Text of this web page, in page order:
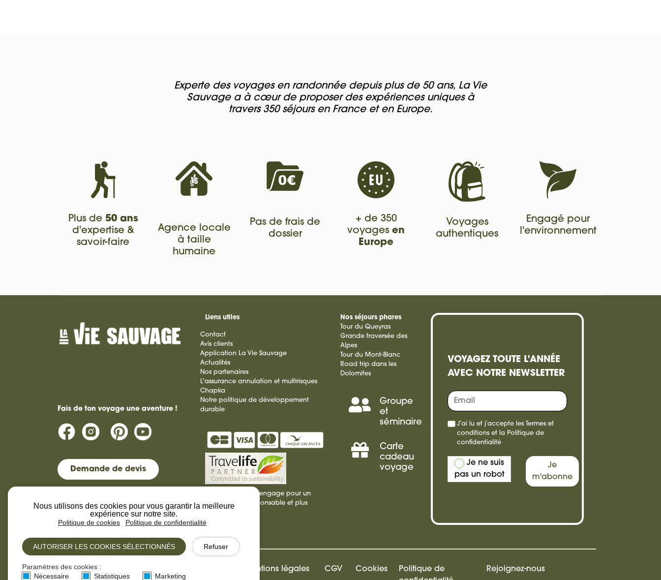
Nous utilisons des cookies pour vous garantir la meilleure
expérience sur notre site.
Politique de cookies Politique de confidentialité
AUTORISER LES COOKIES SÉLECTIONNÉS Refuser
Paramètres des cookies :
Nécessaire Statistiques Marketing
Experte des voyages en randonnée depuis plus de 50 ans, La Vie
Sauvage a à cœur de proposer des expériences uniques à
travers 350 séjours en France et en Europe.
Plus de 50 ans
d'expertise &
savoir-faire
Agence locale
à taille
humaine
Pas de frais de
dossier
+ de 350
voyages en
Europe
Voyages
authentiques
Engagé pour
l'environnement
Fais de ton voyage une aventure !
Demande de devis
contact@laviesauvage-rando.com
Liens utiles
Contact
Avis clients
Application La Vie Sauvage
Actualités
Nos partenaires
L'assurance annulation et multirisques
Chapka
Notre politique de développement
durable
La Vie Sauvage s'engage pour un
tourisme plus responsable et plus
Nos séjours phares
Tour du Queyras
Grande traversée des
Alpes
Tour du Mont-Blanc
Road trip dans les
Dolomites
Groupe
et
séminaire
Séminaire,
Incentive
Carte
cadeau
voyage
Offrir
VOYAGEZ TOUTE L'ANNÉE
AVEC NOTRE NEWSLETTER
J’ai lu et j’accepte les
Termes et
conditions et la Politique de
confidentialité
Je ne suis
pas un robot
Je
m'abonne
La Vie Sauvage © 2013-
Mentions légales CGV Cookies
Politique de
Rejoignez-nous